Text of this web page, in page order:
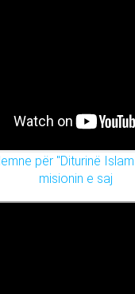
për "Diturinë
misionin e saj